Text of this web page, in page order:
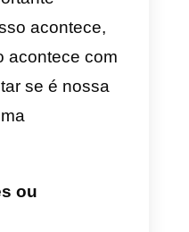
um produto ou
que fazer outra
período.
podem ter